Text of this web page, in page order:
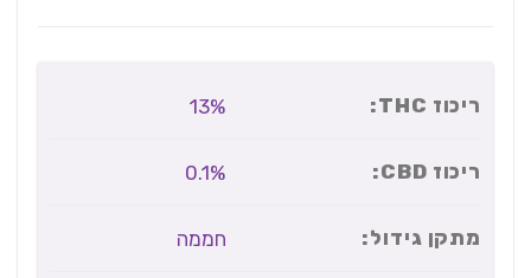
ריכוז THC: 13%
ריכוז CBD: 0.1%
מתקן גידול: חממה